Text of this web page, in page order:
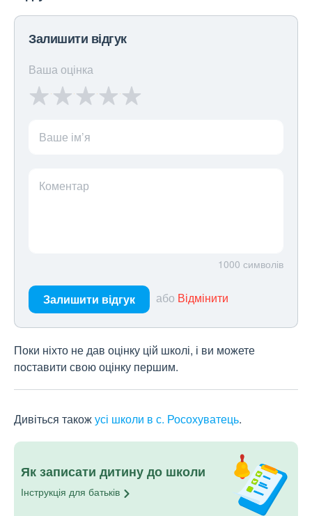
Залишити відгук
Ваша оцінка
Ваше ім’я
Коментар
1000 символів
Залишити відгук або Відмінити
Поки ніхто не дав оцінку цій школі, і ви можете
поставити свою оцінку першим.
Дивіться такожусі школи в с. Росохуватець.
Як записати дитину до школи
Інструкція для батьків